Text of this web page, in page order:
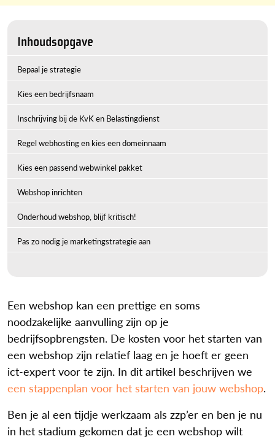
Inhoudsopgave
Bepaal je strategie
Kies een bedrijfsnaam
Inschrijving bij de KvK en Belastingdienst
Regel webhosting en kies een domeinnaam
Kies een passend webwinkel pakket
Webshop inrichten
Onderhoud webshop, blijf kritisch!
Pas zo nodig je marketingstrategie aan
Een webshop kan een prettige en soms
noodzakelijke aanvulling zijn op je
bedrijfsopbrengsten. De kosten voor het starten van
een webshop zijn relatief laag en je hoeft er geen
ict-expert voor te zijn. In dit artikel beschrijven we
een stappenplan voor het starten van jouw webshop.
Ben je al een tijdje werkzaam als zzp’er en ben je nu
in het stadium gekomen dat je een webshop wilt